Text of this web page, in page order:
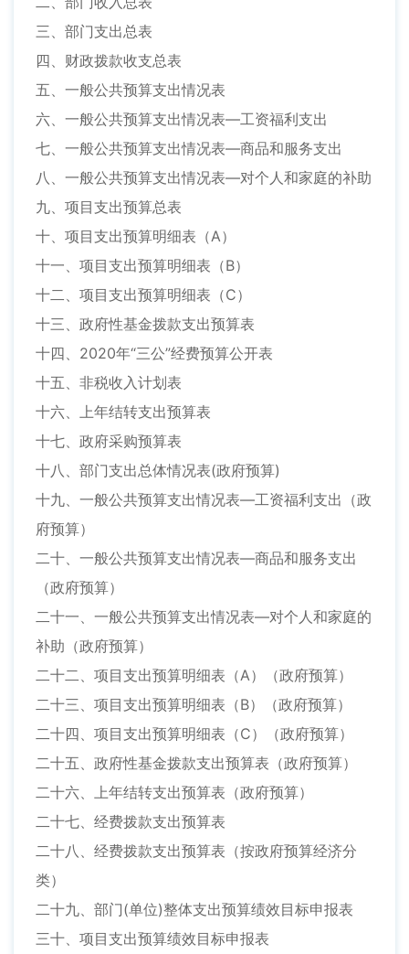
三、部门支出总表
四、财政拨款收支总表
五、一般公共预算支出情况表
六、一般公共预算支出情况表—工资福利支出
七、一般公共预算支出情况表—商品和服务支出
八、一般公共预算支出情况表—对个人和家庭的补助
九、项目支出预算总表
十、项目支出预算明细表（A）
十一、项目支出预算明细表（B）
十二、项目支出预算明细表（C）
十三、政府性基金拨款支出预算表
十四、2020年“三公”经费预算公开表
十五、非税收入计划表
十六、上年结转支出预算表
十七、政府采购预算表
十八、部门支出总体情况表(政府预算)
十九、一般公共预算支出情况表—工资福利支出（政
府预算）
二十、一般公共预算支出情况表—商品和服务支出
（政府预算）
二十一、一般公共预算支出情况表—对个人和家庭的
补助（政府预算）
二十二、项目支出预算明细表（A）（政府预算）
二十三、项目支出预算明细表（B）（政府预算）
二十四、项目支出预算明细表（C）（政府预算）
二十五、政府性基金拨款支出预算表（政府预算）
二十六、上年结转支出预算表（政府预算）
二十七、经费拨款支出预算表
二十八、经费拨款支出预算表（按政府预算经济分
类）
二十九、部门(单位)整体支出预算绩效目标申报表
三十、项目支出预算绩效目标申报表